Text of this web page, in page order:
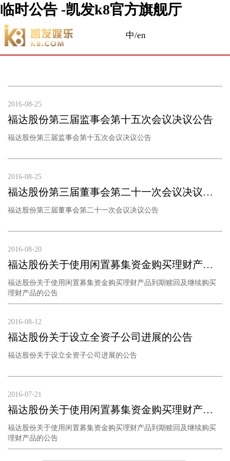
临时公告 -凯发k8官方旗舰厅
中/en
2016-08-25
福达股份第三届监事会第十五次会议决议公告
福达股份第三届监事会第十五次会议决议公告
2016-08-25
福达股份第三届董事会第二十一次会议决议公告
福达股份第三届董事会第二十一次会议决议公告
2016-08-20
福达股份关于使用闲置募集资金购买理财产品到期赎回及继续购买理财产品的公告
福达股份关于使用闲置募集资金购买理财产品到期赎回及继续购买
理财产品的公告
2016-08-12
福达股份关于设立全资子公司进展的公告
福达股份关于设立全资子公司进展的公告
2016-07-21
福达股份关于使用闲置募集资金购买理财产品到期赎回及继续购买理财产品的公告
福达股份关于使用闲置募集资金购买理财产品到期赎回及继续购买
理财产品的公告